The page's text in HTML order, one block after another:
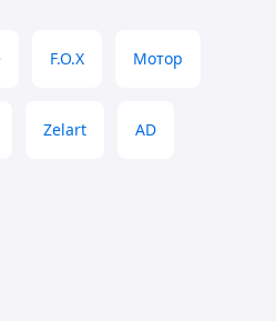
F.O.X Мотор
Zelart AD